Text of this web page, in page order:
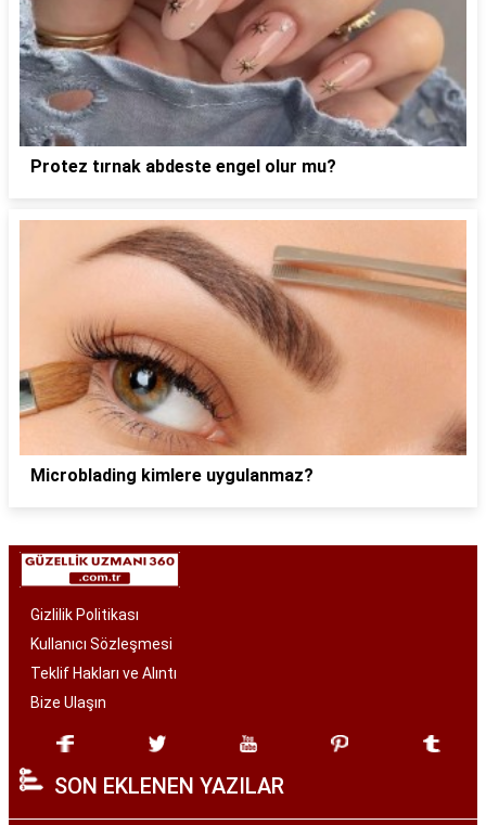
Protez tırnak abdeste engel olur mu?
Microblading kimlere uygulanmaz?
Gizlilik Politikası
Kullanıcı Sözleşmesi
Teklif Hakları ve Alıntı
Bize Ulaşın
SON EKLENEN YAZILAR